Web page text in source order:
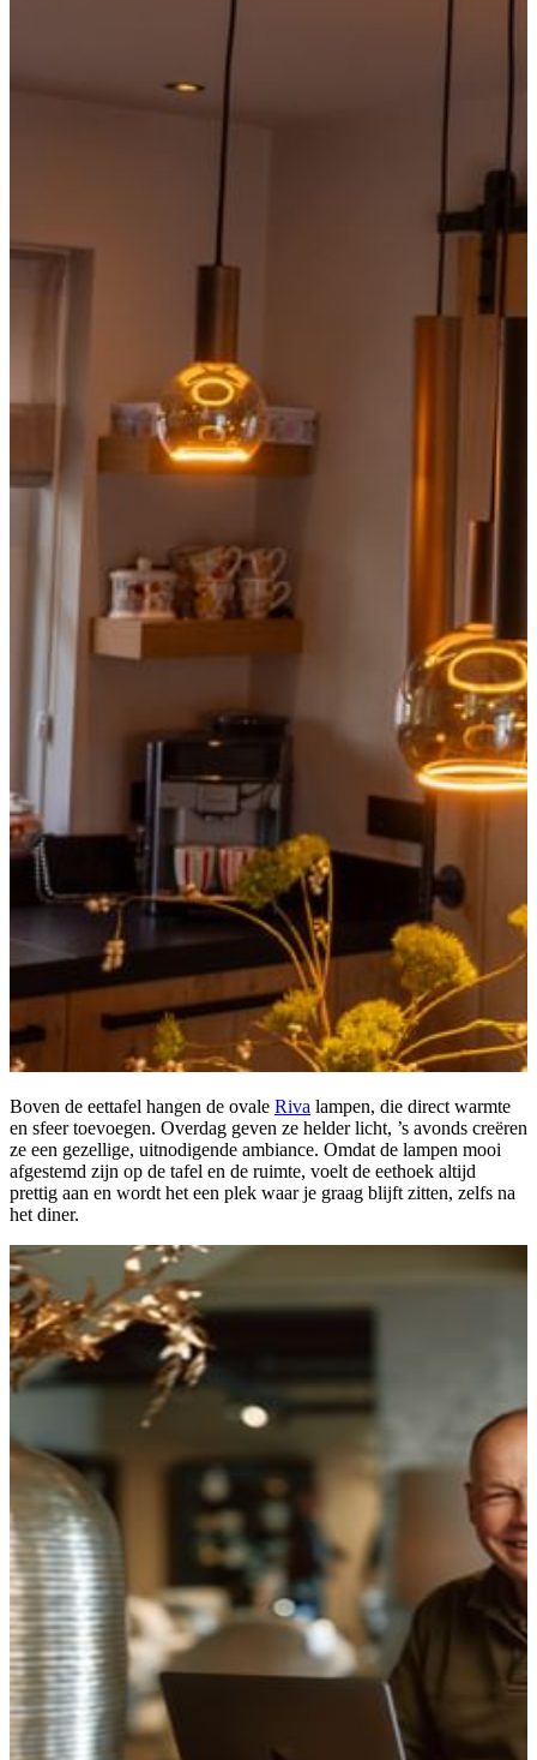
Boven de eettafel hangen de ovale Riva lampen, die direct warmte
en sfeer toevoegen. Overdag geven ze helder licht, ’s avonds creëren
ze een gezellige, uitnodigende ambiance. Omdat de lampen mooi
afgestemd zijn op de tafel en de ruimte, voelt de eethoek altijd
prettig aan en wordt het een plek waar je graag blijft zitten, zelfs na
het diner.